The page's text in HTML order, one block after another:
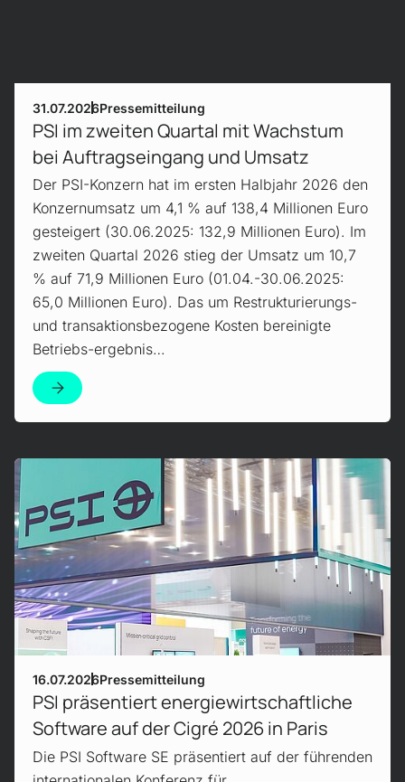
31.07.2026Pressemitteilung
PSI im zweiten Quartal mit Wachstum
bei Auftragseingang und Umsatz
Der PSI-Konzern hat im ersten Halbjahr 2026 den
Konzernumsatz um 4,1 % auf 138,4 Millionen Euro
gesteigert (30.06.2025: 132,9 Millionen Euro). Im
zweiten Quartal 2026 stieg der Umsatz um 10,7
% auf 71,9 Millionen Euro (01.04.-30.06.2025:
65,0 Millionen Euro). Das um Restrukturierungs-
und transaktionsbezogene Kosten bereinigte
Betriebs-ergebnis…
16.07.2026Pressemitteilung
PSI präsentiert energiewirtschaftliche
Software auf der Cigré 2026 in Paris
Die PSI Software SE präsentiert auf der führenden